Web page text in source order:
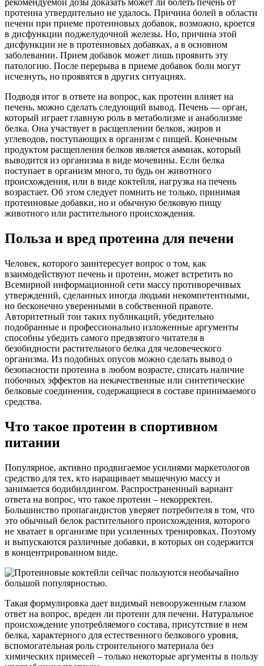
рекомендуемой дозы доказать может ли болеть печень от
протеина утвердительно не удалось. Причина болей в области
печени при приеме протеиновых добавок, возможно, кроется
в дисфункции поджелудочной железы. Но, причина этой
дисфункции не в протеиновых добавках, а в основном
заболевании. Прием добавок может лишь проявить эту
патологию. После перерыва в приеме добавок боли могут
исчезнуть, но проявятся в других ситуациях.
Подводя итог в ответе на вопрос, как протеин влияет на
печень, можно сделать следующий вывод. Печень — орган,
который играет главную роль в метаболизме и анаболизме
белка. Она участвует в расщеплении белков, жиров и
углеводов, поступающих в организм с пищей. Конечным
продуктом расщепления белков является аммиак, который
выводится из организма в виде мочевины. Если белка
поступает в организм много, то будь он животного
происхождения, или в виде коктейля, нагрузка на печень
возрастает. Об этом следует помнить не только, принимая
протеиновые добавки, но и обычную белковую пищу
животного или растительного происхождения.
Польза и вред протеина для печени
Человек, которого заинтересует вопрос о том, как
взаимодействуют печень и протеин, может встретить во
Всемирной информационной сети массу противоречивых
утверждений, сделанных иногда людьми некомпетентными,
но бесконечно уверенными в собственной правоте.
Авторитетный тон таких публикаций, убедительно
подобранные и профессионально изложенные аргументы
способны убедить самого предвзятого читателя в
безобидности растительного белка для человеческого
организма. Из подобных опусов можно сделать вывод о
безопасности протеина в любом возрасте, списать наличие
побочных эффектов на некачественные или синтетические
белковые соединения, содержащиеся в составе принимаемого
средства.
Что такое протеин в спортивном
питании
Популярное, активно продвигаемое усилиями маркетологов
средство для тех, кто наращивает мышечную массу и
занимается бодибилдингом. Распространенный вариант
ответа на вопрос, что такое протеин – некорректен.
Большинство пропагандистов уверяет потребителя в том, что
это обычный белок растительного происхождения, которого
не хватает в организме при усиленных тренировках. Поэтому
и выпускаются различные добавки, в которых он содержится
в концентрированном виде.
Такая формулировка дает видимый невооруженным глазом
ответ на вопрос, вреден ли протеин для печени. Натуральное
происхождение употребляемого состава, присутствие в нем
белка, характерного для естественного белкового уровня,
вспомогательная роль строительного материала без
химических примесей – только некоторые аргументы в пользу